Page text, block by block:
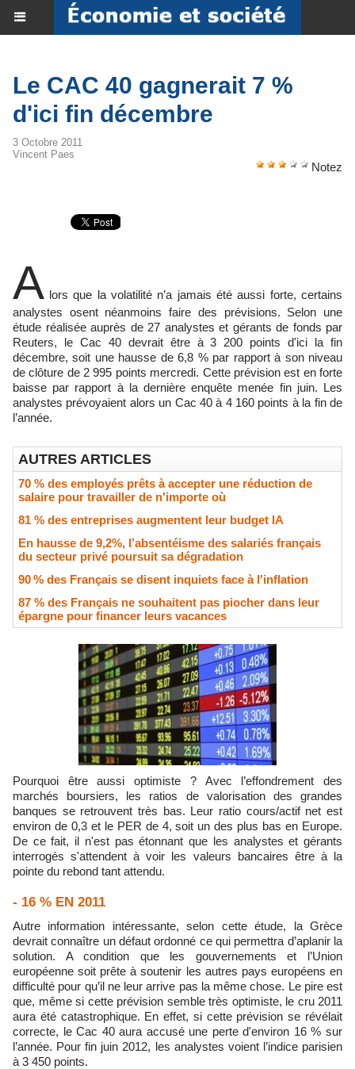
Le CAC 40 gagnerait 7 %
d'ici fin décembre
3 Octobre 2011
Vincent Paes
Notez
A lors que la volatilité n’a jamais été aussi forte, certains
analystes osent néanmoins faire des prévisions. Selon une
étude réalisée auprès de 27 analystes et gérants de fonds par
Reuters, le Cac 40 devrait être à 3 200 points d'ici la fin
décembre, soit une hausse de 6,8 % par rapport à son niveau
de clôture de 2 995 points mercredi. Cette prévision est en forte
baisse par rapport à la dernière enquête menée fin juin. Les
analystes prévoyaient alors un Cac 40 à 4 160 points à la fin de
l’année.
AUTRES ARTICLES
70 % des employés prêts à accepter une réduction de
salaire pour travailler de n'importe où
81 % des entreprises augmentent leur budget IA
En hausse de 9,2%, l’absentéisme des salariés français
du secteur privé poursuit sa dégradation
90 % des Français se disent inquiets face à l'inflation
87 % des Français ne souhaitent pas piocher dans leur
épargne pour financer leurs vacances
Pourquoi être aussi optimiste ? Avec l’effondrement des
marchés boursiers, les ratios de valorisation des grandes
banques se retrouvent très bas. Leur ratio cours/actif net est
environ de 0,3 et le PER de 4, soit un des plus bas en Europe.
De ce fait, il n'est pas étonnant que les analystes et gérants
interrogés s'attendent à voir les valeurs bancaires être à la
pointe du rebond tant attendu.
- 16 % EN 2011
Autre information intéressante, selon cette étude, la Grèce
devrait connaître un défaut ordonné ce qui permettra d’aplanir la
solution. A condition que les gouvernements et l’Union
européenne soit prête à soutenir les autres pays européens en
difficulté pour qu’il ne leur arrive pas la même chose. Le pire est
que, même si cette prévision semble très optimiste, le cru 2011
aura été catastrophique. En effet, si cette prévision se révélait
correcte, le Cac 40 aura accusé une perte d'environ 16 % sur
l’année. Pour fin juin 2012, les analystes voient l’indice parisien
à 3 450 points.